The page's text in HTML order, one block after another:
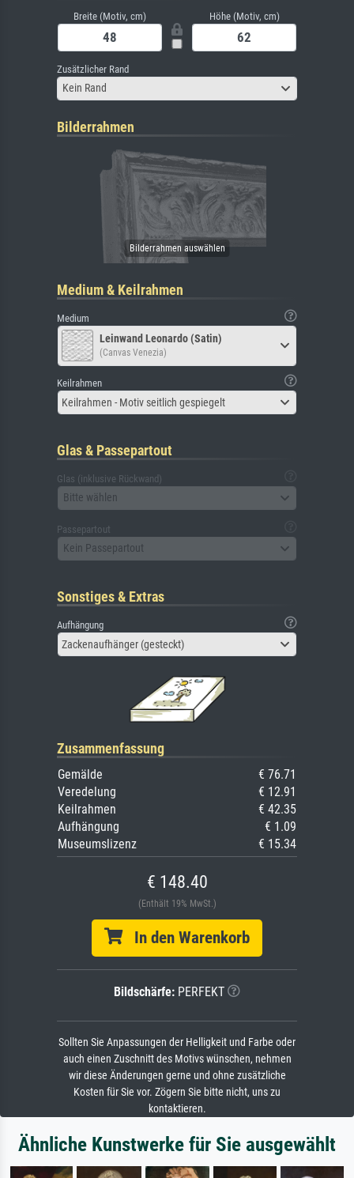
Breite (Motiv, cm) Höhe (Motiv, cm)
Zusätzlicher Rand
Kein Rand
Bilderrahmen
Medium & Keilrahmen
Medium
Leinwand Leonardo (Satin)
(Canvas Venezia)
Keilrahmen
Keilrahmen - Motiv seitlich gespiegelt
Glas & Passepartout
Glas (inklusive Rückwand)
Bitte wählen
Passepartout
Kein Passepartout
Sonstiges & Extras
Aufhängung
Zackenaufhänger (gesteckt)
Zusammenfassung
Gemälde
€ 76.71
Veredelung
€ 12.91
Keilrahmen
€ 42.35
Aufhängung
€ 1.09
Museumslizenz
€ 15.34
€ 148.40
(Enthält 19% MwSt.)
In den Warenkorb
Bildschärfe: PERFEKT
Sollten Sie Anpassungen der Helligkeit und Farbe oder
auch einen Zuschnitt des Motivs wünschen, nehmen
wir diese Änderungen gerne und ohne zusätzliche
Kosten für Sie vor. Zögern Sie bitte nicht, uns zu
kontaktieren.
Ähnliche Kunstwerke für Sie ausgewählt